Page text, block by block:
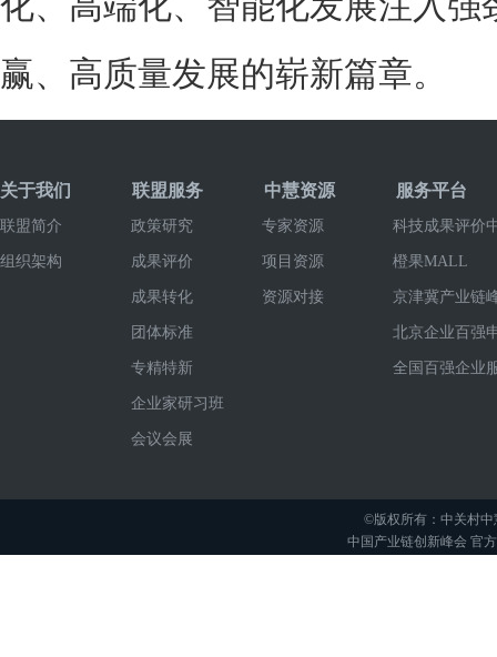
赢、高质量发展的崭新篇章。
关于我们 联盟服务 中慧资源 服务平台
联盟简介
组织架构
政策研究
成果评价
成果转化
团体标准
专精特新
企业家研习班
会议会展
专家资源
项目资源
资源对接
科技成果评价
橙果MALL
京津冀产业链
北京企业百强
全国百强企业
©版权所有：中关村
中国产业链创新峰会 官